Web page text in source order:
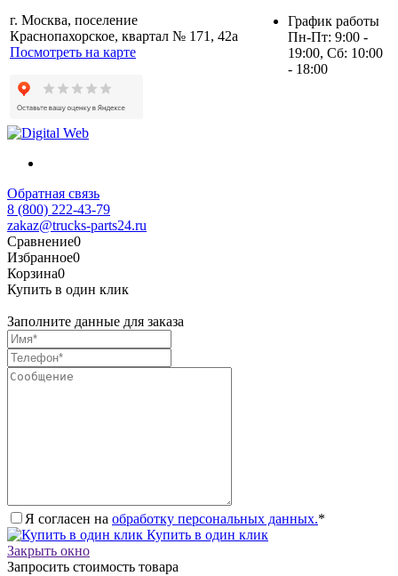
г. Москва, поселение
Краснопахорское, квартал № 171, 42а
Посмотреть на карте
График работы
Пн-Пт: 9:00 -
19:00, Сб: 10:00
- 18:00
Обратная связь
8 (800) 222-43-79
zakaz@trucks-parts24.ru
Сравнение0
Избранное0
Корзина0
Купить в один клик
Заполните данные для заказа
Я согласен на обработку персональных данных.*
Купить в один клик
Закрыть окно
Запросить стоимость товара